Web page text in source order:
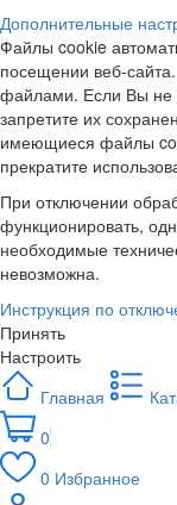
Дополнительные
Файлы cookie
посещении веб-
файлами. Если Вы не
запретите их
имеющиеся файлы
прекратите
При отключении
функционировать,
необходимые
невозможна.
Инструкция по
Принять
Настроить
Главная
0
0 Избранное